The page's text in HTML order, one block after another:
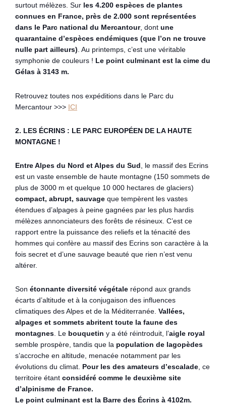
surtout mélèzes. Sur les 4.200 espèces de plantes
connues en France, près de 2.000 sont représentées
dans le Parc national du Mercantour, dont une
quarantaine d’espèces endémiques (que l’on ne trouve
nulle part ailleurs). Au printemps, c’est une véritable
symphonie de couleurs ! Le point culminant est la cime du
Gélas à 3143 m.
Retrouvez toutes nos expéditions dans le Parc du
Mercantour >>> ICI
2. LES ÉCRINS : LE PARC EUROPÉEN DE LA HAUTE
MONTAGNE !
Entre Alpes du Nord et Alpes du Sud , le massif des Ecrins
est un vaste ensemble de haute montagne (150 sommets de
plus de 3000 m et quelque 10 000 hectares de glaciers)
compact, abrupt, sauvage que tempèrent les vastes
étendues d’alpages à peine gagnées par les plus hardis
mélèzes annonciateurs des forêts de résineux. C’est ce
rapport entre la puissance des reliefs et la ténacité des
hommes qui confère au massif des Ecrins son caractère à la
fois secret et d’une sauvage beauté que rien n’est venu
altérer.
Son étonnante diversité végétale répond aux grands
écarts d’altitude et à la conjugaison des influences
climatiques des Alpes et de la Méditerranée. Vallées,
alpages et sommets abritent toute la faune des
montagnes . Le bouquetin y a été réintroduit, l’aigle royal
semble prospère, tandis que la population de lagopèdes
s’accroche en altitude, menacée notamment par les
évolutions du climat. Pour les des amateurs d’escalade , ce
territoire étant considéré comme le deuxième site
d’alpinisme de France.
Le point culminant est la Barre des Écrins à 4102m.